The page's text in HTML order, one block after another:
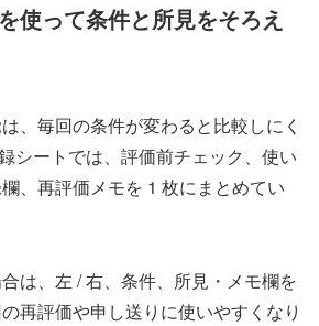
使って条件と所見をそろえ
、毎回の条件が変わると比較しにく
シートでは、評価前チェック、使い
、再評価メモを 1 枚にまとめてい
は、左 / 右、条件、所見・メモ欄を
再評価や申し送りに使いやすくなり